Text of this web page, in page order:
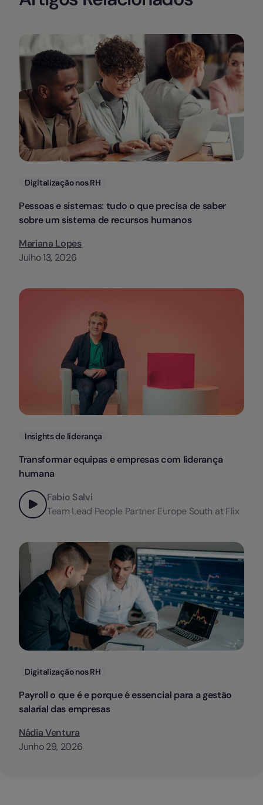
Categorias
Digitalização nos RH
Pessoas e sistemas: tudo o que precisa de saber
sobre um sistema de recursos humanos
Mariana Lopes
Julho 13, 2026
Categorias
Insights de liderança
Transformar equipas e empresas com liderança
humana
Fabio Salvi
Team Lead People Partner Europe South at Flix
Categorias
Digitalização nos RH
Payroll o que é e porque é essencial para a gestão
salarial das empresas
Nádia Ventura
Junho 29, 2026